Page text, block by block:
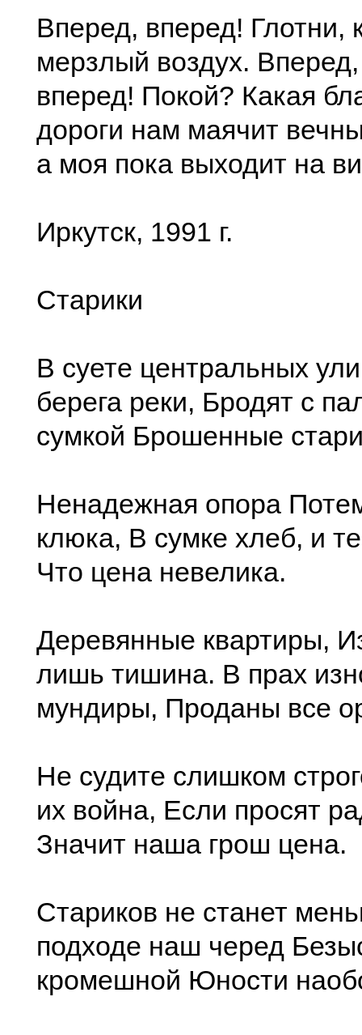
Вперед, вперед! Глотни,
мерзлый воздух.
вперед! Покой? Какая
дороги нам маячит
а моя пока выходит на
Иркутск, 1991 г.
Старики
В суете центральных
берега реки, Бродят с
сумкой Брошенные
Ненадежная опора
клюка, В сумке хлеб, и
Что цена невелика.
Деревянные квартиры,
лишь тишина. В прах
мундиры, Проданы все
Не судите слишком
их война, Если просят
Значит наша грош цена.
Стариков не станет
подходе наш черед
кромешной Юности